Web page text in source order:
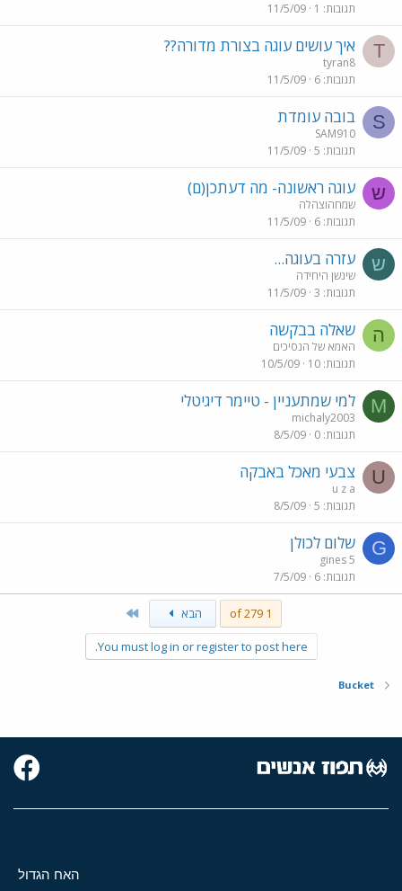
תגובות 1
11/5/09
T איך עושים עוגה בצורת מדורה??
tyran8
תגובות 6
11/5/09
S בובה עומדת
SAM910
תגובות 5
11/5/09
ש עוגה ראשונה- מה דעתכן(ם)
שמחהוצהלה
תגובות 6
11/5/09
ש עזרה בעוגה...
שינשן היחידה
תגובות 3
11/5/09
ה שאלה בבקשה
האמא של הנסיכים
תגובות 10
10/5/09
M למי שמתעניין - טיימר דיגיטלי
michaly2003
תגובות 0
8/5/09
U צבעי מאכל באבקה
u z a
תגובות 5
8/5/09
G שלום לכולן
gines 5
תגובות 6
7/5/09
1 of 279 הבא
You must log in or register to post here.
Bucket
האח הגדול